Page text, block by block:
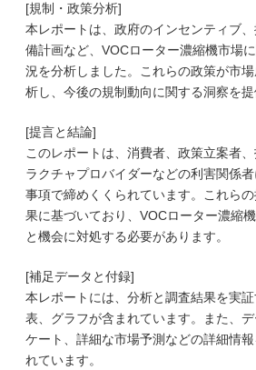
[規制・政策分析]
本レポートは、政府のインセンティブ
備計画など、VOCローター濃縮機市場
況を分析しました。これらの政策が市
析し、今後の規制動向に関する洞察を提
[提言と結論]
このレポートは、消費者、政策立案者
ラクチャプロバイダーなどの利害関係
事項で締めくくられています。これら
果に基づいており、VOCローター濃縮
と機会に対処する必要があります。
[補足データと付録]
本レポートには、分析と調査結果を実
表、グラフが含まれています。また、
ケート、詳細な市場予測などの詳細情
れています。